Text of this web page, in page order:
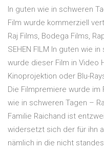
In guten wie in schweren
Film wurde kommerziell
Raj Films, Bodega Films,
SEHEN FILM In guten wie
wurde dieser Film in Video
Kinoprojektion oder Blu-
Die Filmpremiere wurde im
wie in schweren Tagen –
Familie Raichand ist
widersetzt sich der für ihn
nämlich in die nicht